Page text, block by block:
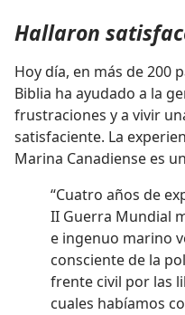
Hallaron
Hoy día, en más de 200
Biblia ha ayudado a la
frustraciones y a vivir
satisfaciente. La
Marina Canadiense es
“Cuatro años de
II Guerra Mundial
e ingenuo marino
consciente de la
frente civil por las
cuales habíamos